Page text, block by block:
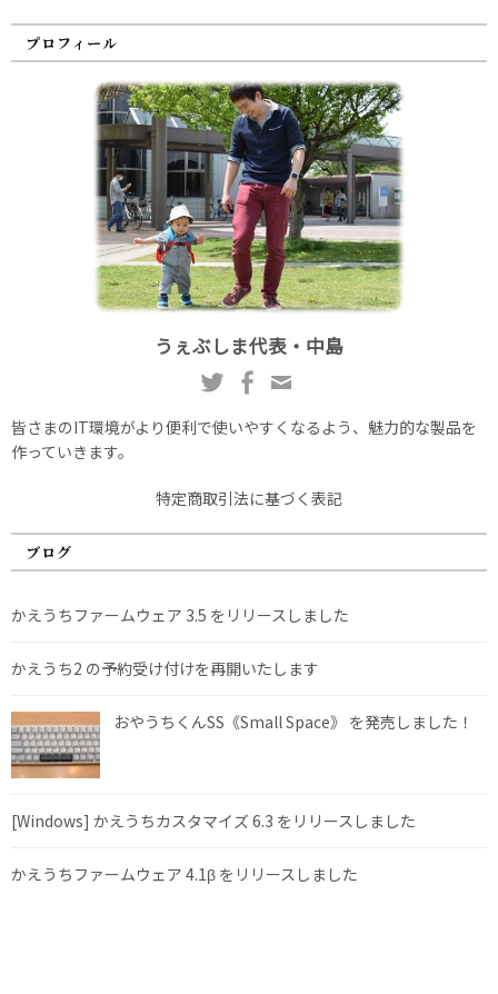
プロフィール
うぇぶしま代表・中島
皆さまのIT環境がより便利で使いやすくなるよう、魅力的な製品を
作っていきます。
特定商取引法に基づく表記
ブログ
かえうちファームウェア 3.5 をリリースしました
かえうち2 の予約受け付けを再開いたします
おやうちくんSS《Small Space》 を発売しました！
[Windows] かえうちカスタマイズ 6.3 をリリースしました
かえうちファームウェア 4.1β をリリースしました